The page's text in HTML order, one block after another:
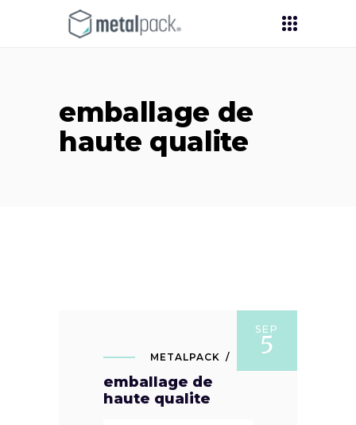
emballage de
haute qualite
SEP
5
METALPACK
emballage de
haute qualite